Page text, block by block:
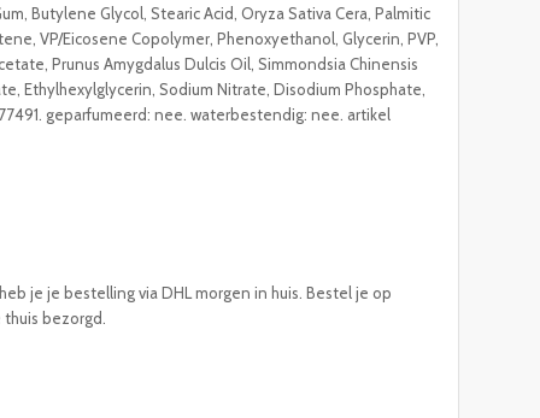
Butylene Glycol, Stearic Acid, Oryza Sativa Cera, Palmitic
VP/Eicosene Copolymer, Phenoxyethanol, Glycerin, PVP,
Prunus Amygdalus Dulcis Oil, Simmondsia Chinensis
Ethylhexylglycerin, Sodium Nitrate, Disodium Phosphate,
geparfumeerd: nee. waterbestendig: nee. artikel
je je bestelling via DHL morgen in huis. Bestel je op
bezorgd.